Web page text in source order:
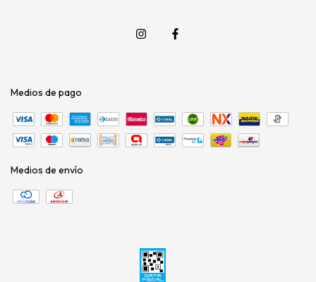
Medios de pago
Medios de envío